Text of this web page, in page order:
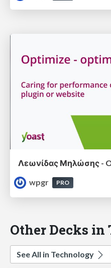
wpgr
PRO
Other Decks
See All in Technology